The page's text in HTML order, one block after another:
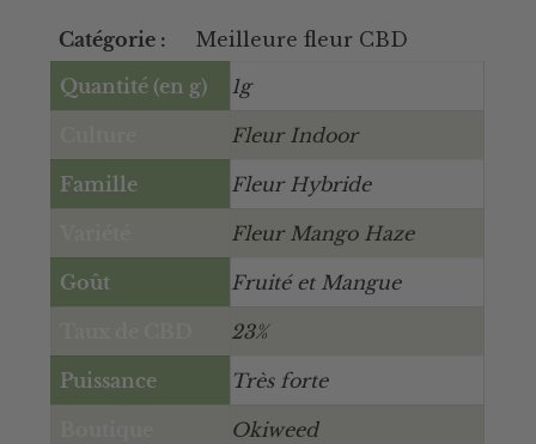
Catégorie :
Meilleure fleur CBD
Quantité (en g)
1g
Fleur Indoor
Famille Fleur Hybride
Fleur Mango Haze
Goût Fruité et Mangue
23%
Puissance Très forte
Okiweed